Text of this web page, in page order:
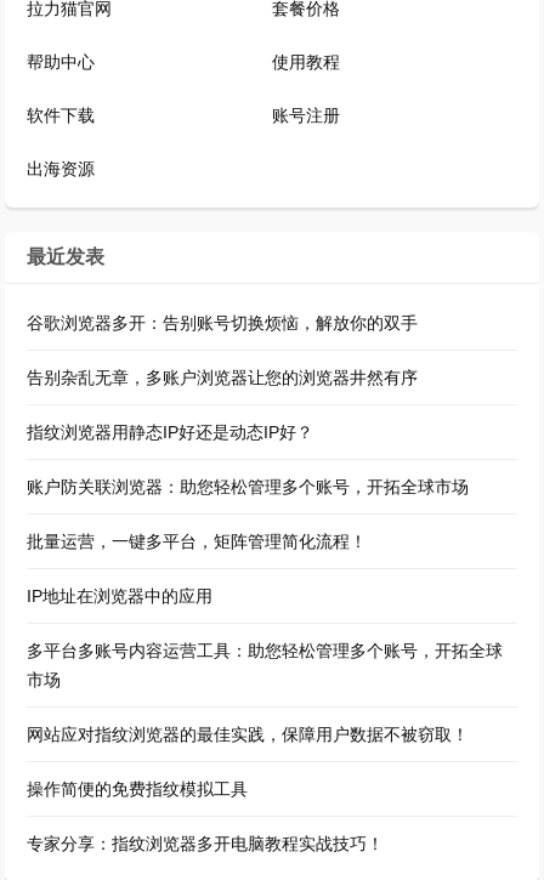
拉力猫官网 套餐价格
帮助中心 使用教程
软件下载 账号注册
出海资源
最近发表
谷歌浏览器多开：告别账号切换烦恼，解放你的双手
告别杂乱无章，多账户浏览器让您的浏览器井然有序
指纹浏览器用静态IP好还是动态IP好？
账户防关联浏览器：助您轻松管理多个账号，开拓全球市场
批量运营，一键多平台，矩阵管理简化流程！
IP地址在浏览器中的应用
多平台多账号内容运营工具：助您轻松管理多个账号，开拓全球
市场
网站应对指纹浏览器的最佳实践，保障用户数据不被窃取！
操作简便的免费指纹模拟工具
专家分享：指纹浏览器多开电脑教程实战技巧！